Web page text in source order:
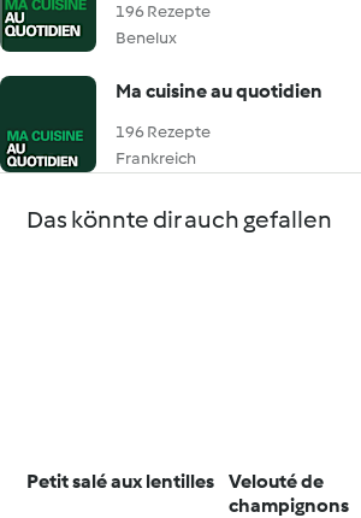
196 Rezepte
Benelux
Ma cuisine au quotidien
196 Rezepte
Frankreich
Das könnte dir auch gefallen
Petit salé aux lentilles
Velouté de
champignons